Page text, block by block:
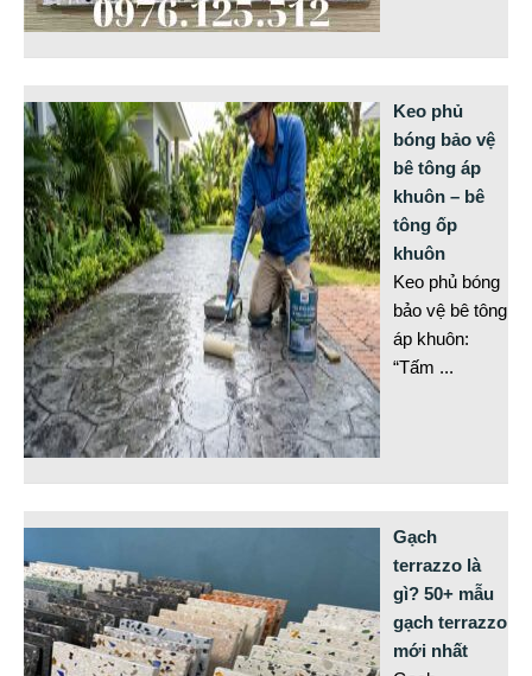
Keo phủ
bóng bảo vệ
bê tông áp
khuôn – bê
tông ốp
khuôn
Keo phủ bóng
bảo vệ bê tông
áp khuôn:
“Tấm ...
Gạch
terrazzo là
gì? 50+ mẫu
gạch terrazzo
mới nhất